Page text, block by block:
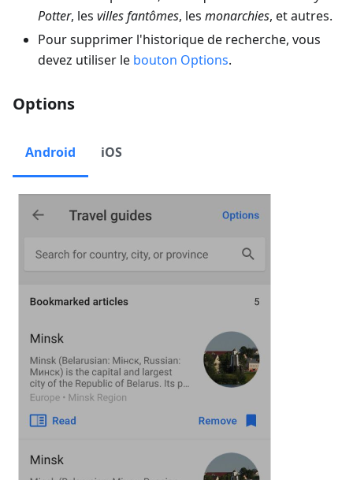
Potter, les villes fantômes, les monarchies, et autres.
Pour supprimer l'historique de recherche, vous
devez utiliser le bouton Options.
Options
Android iOS